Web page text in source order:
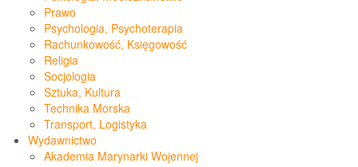
Prawo
Psychologia, Psychoterapia
Rachunkowość, Księgowość
Religia
Socjologia
Sztuka, Kultura
Technika Morska
Transport, Logistyka
Wydawnictwo
Akademia Marynarki Wojennej